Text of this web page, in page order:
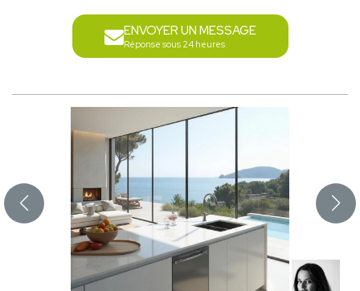
ENVOYER UN MESSAGE
Réponse sous 24 heures